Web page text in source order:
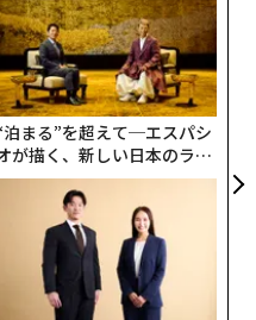
ル・A・オズボーン准教
米国の総雇用者の約47%
さらされている」と論文
2013年。あれから6年が
速度を増した。
も人間にとって「リス
効利用し、今まで存在し
出されるという条件が整
テクノロジーは、人間に
泊まる”を超えて─エスパシ
が描く、新しい日本のラグ
ュアリー（中編）